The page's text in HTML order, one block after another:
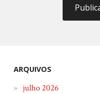
ARQUIVOS
julho 2026